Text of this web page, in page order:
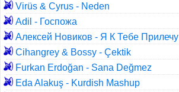
Virüs & Cyrus - Neden
Adil - Госпожа
Алексей Новиков - Я К Тебе Прилечу
Cihangrey & Bossy - Çektik
Furkan Erdoğan - Sana Değmez
Eda Alakuş - Kurdish Mashup